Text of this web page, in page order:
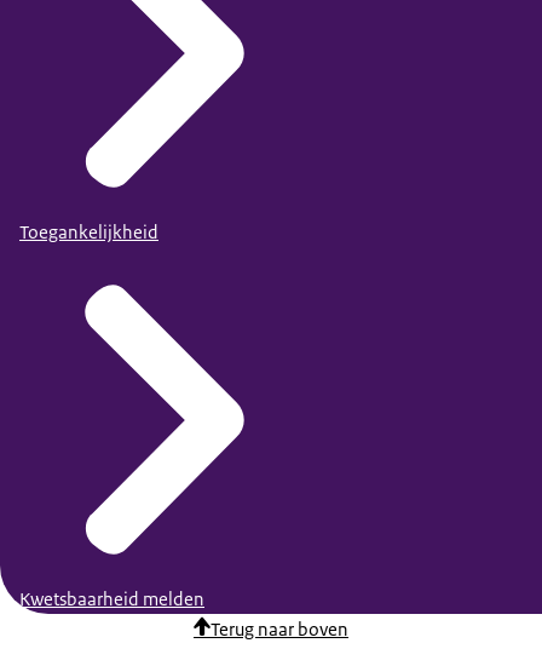
Toegankelijkheid
Kwetsbaarheid melden
Terug naar boven